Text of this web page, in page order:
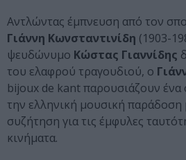
Αντλώντας έμπνευση από τον
Γιάννη Κωνσταντινίδη (1903-
ψευδώνυμο Κώστας Γιαννίδης
του ελαφρού τραγουδιού, ο
bijoux de kant παρουσιάζουν ένα
την ελληνική μουσική
συζήτηση για τις έμφυλες
κινήματα.